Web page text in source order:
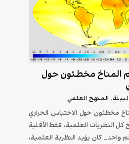
المناخ مخطئون حول
, المنهج العلمي
مخطئون حول الاحتباس الحراري
النظريات العلمية، فقط الأقلية
واحد_ كان يؤيد النظرية العلمية،